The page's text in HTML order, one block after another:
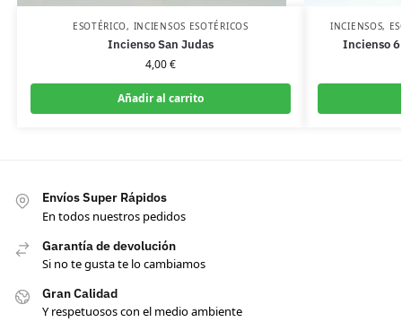
ESOTÉRICO, INCIENSOS ESOTÉRICOS
Incienso San Judas
4,00€
Añadir al carrito
INCIENSOS,
Incienso 6
Envíos Super Rápidos
En todos nuestros pedidos
Garantía de devolución
Si no te gusta te lo cambiamos
Gran Calidad
Y respetuosos con el medio ambiente